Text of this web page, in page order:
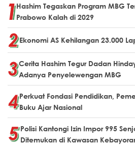
Hashim Tegaskan Program MBG
Prabowo Kalah di 2029
Ekonomi AS Kehilangan 23.000
Cerita Hashim Tegur Dadan
Adanya Penyelewengan MBG
Perkuat Fondasi Pendidikan,
Buku Ajar Nasional
Polisi Kantongi Izin Impor 995
Ditemukan di Kawasan